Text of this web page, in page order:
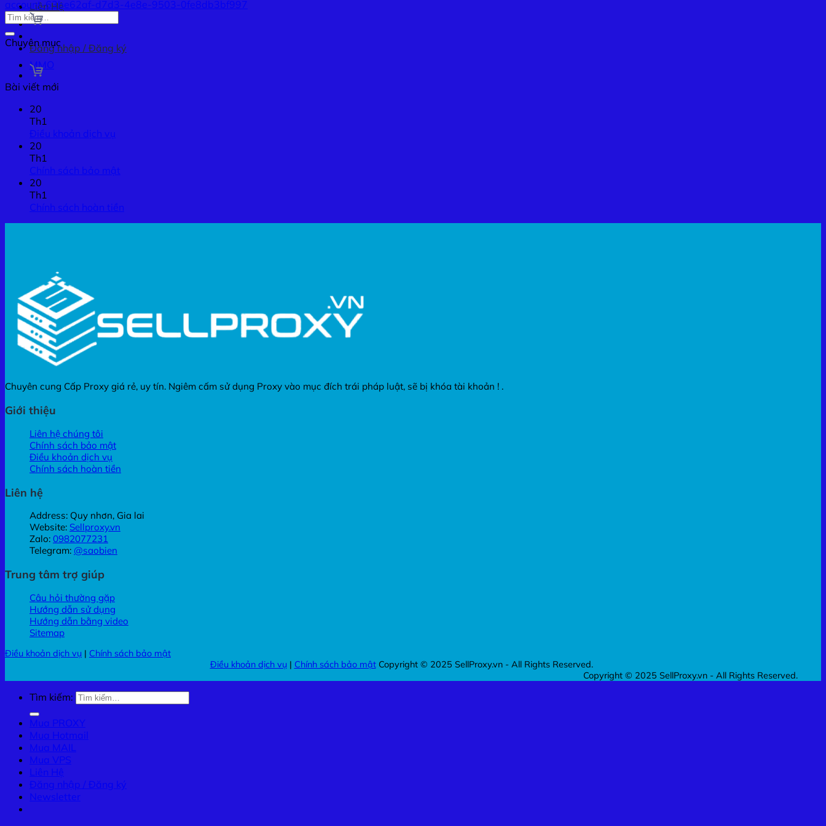
Liên Hệ
Đăng nhập / Đăng ký
account-63be62af-d7d3-4e8e-9503-0fe8db3bf997
Chuyên mục
MMO
Bài viết mới
20
Th1
Điều khoản dịch vụ
20
Th1
Chính sách bảo mật
20
Th1
Chính sách hoàn tiền
Chuyên cung Cấp Proxy giá rẻ, uy tín. Ngiêm cấm sử dụng Proxy vào mục đích trái pháp luật, sẽ bị khóa tài khoản ! .
Giới thiệu
Liên hệ chúng tôi
Chính sách bảo mật
Điều khoản dịch vụ
Chính sách hoàn tiền
Liên hệ
Address: Quy nhơn, Gia lai
Website: Sellproxy.vn
Zalo: 0982077231
Telegram: @saobien
Trung tâm trợ giúp
Câu hỏi thường gặp
Hướng dẫn sử dụng
Hướng dẫn bằng video
Sitemap
Điều khoản dịch vụ | Chính sách bảo mật
Điều khoản dịch vụ| Chính sách bảo mậtCopyright © 2025 SellProxy.vn - All Rights Reserved.
Copyright © 2025 SellProxy.vn - All Rights Reserved.
Tìm kiếm:
Mua PROXY
Mua Hotmail
Mua MAIL
Mua VPS
Liên Hệ
Đăng nhập / Đăng ký
Newsletter